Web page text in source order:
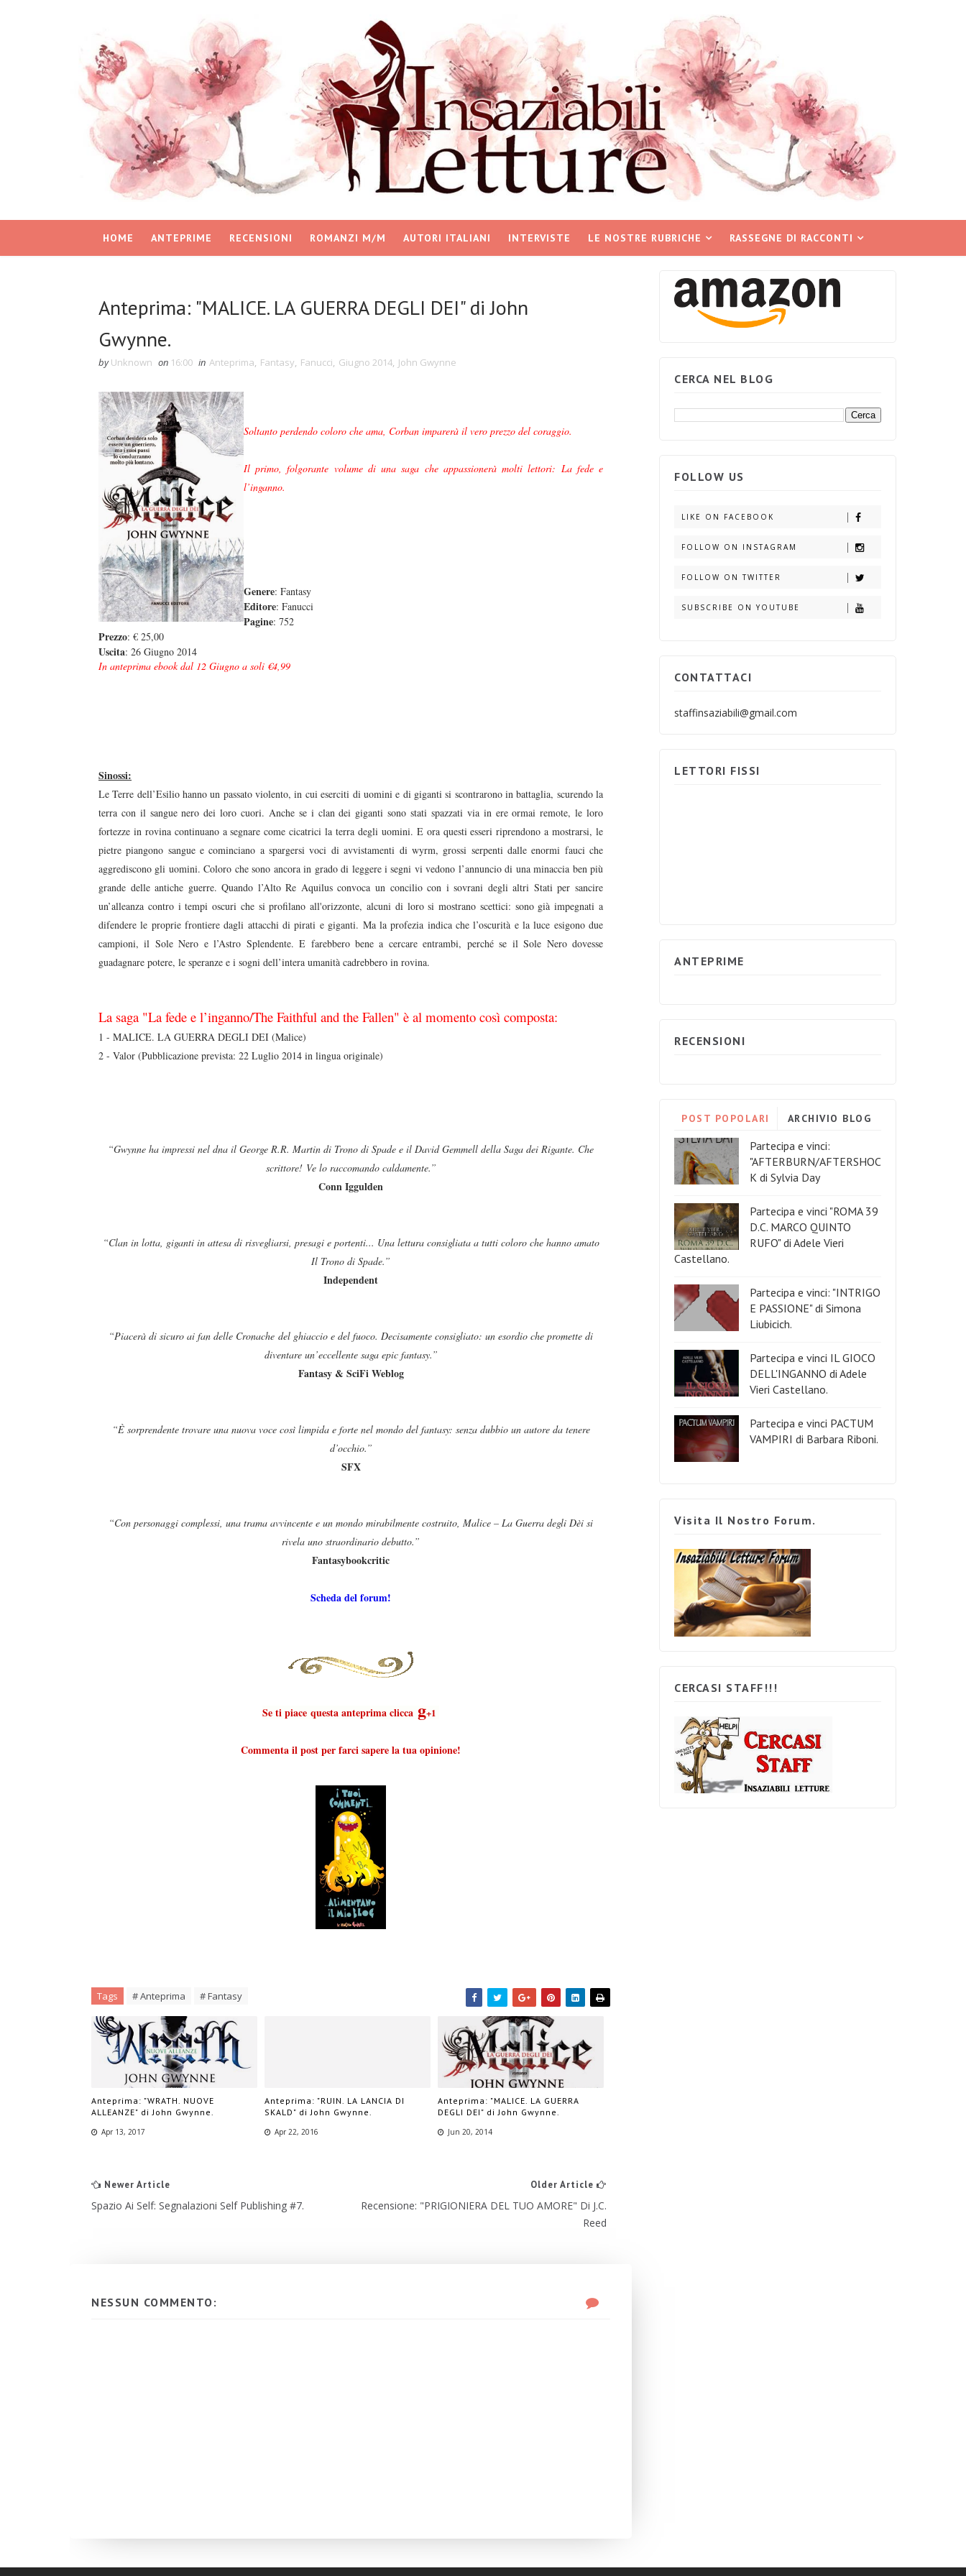
HOME ANTEPRIME RECENSIONI ROMANZI M/M AUTORI ITALIANI INTERVISTE LE NOSTRE RUBRICHE RASSEGNE DI RACCONTI
Anteprima: "MALICE. LA GUERRA DEGLI DEI" di John
Gwynne.
by Unknown on 16:00 in Anteprima, Fantasy, Fanucci, Giugno 2014, John Gwynne
Soltanto perdendo coloro che ama, Corban imparerà il vero prezzo del coraggio.
Il primo, folgorante volume di una saga che appassionerà molti lettori: La fede e
l’inganno.
Genere: Fantasy
Editore: Fanucci
Pagine: 752
Prezzo: € 25,00
Uscita: 26 Giugno 2014
In anteprima ebook dal 12 Giugno a soli €4,99
Sinossi:
Le Terre dell’Esilio hanno un passato violento, in cui eserciti di uomini e di giganti si scontrarono in battaglia, scurendo la
terra con il sangue nero dei loro cuori. Anche se i clan dei giganti sono stati spazzati via in ere ormai remote, le loro
fortezze in rovina continuano a segnare come cicatrici la terra degli uomini. E ora questi esseri riprendono a mostrarsi, le
pietre piangono sangue e cominciano a spargersi voci di avvistamenti di wyrm, grossi serpenti dalle enormi fauci che
aggrediscono gli uomini. Coloro che sono ancora in grado di leggere i segni vi vedono l’annuncio di una minaccia ben più
grande delle antiche guerre. Quando l’Alto Re Aquilus convoca un concilio con i sovrani degli altri Stati per sancire
un’alleanza contro i tempi oscuri che si profilano all'orizzonte, alcuni di loro si mostrano scettici: sono già impegnati a
difendere le proprie frontiere dagli attacchi di pirati e giganti. Ma la profezia indica che l’oscurità e la luce esigono due
campioni, il Sole Nero e l’Astro Splendente. E farebbero bene a cercare entrambi, perché se il Sole Nero dovesse
guadagnare potere, le speranze e i sogni dell’intera umanità cadrebbero in rovina.
La saga "La fede e l’inganno/The Faithful and the Fallen" è al momento così composta:
1 - MALICE. LA GUERRA DEGLI DEI (Malice)
2 - Valor (Pubblicazione prevista: 22 Luglio 2014 in lingua originale)
“Gwynne ha impressi nel dna il George R.R. Martin di Trono di Spade e il David Gemmell della Saga dei Rigante. Che
scrittore! Ve lo raccomando caldamente.”
Conn Iggulden
“Clan in lotta, giganti in attesa di risvegliarsi, presagi e portenti... Una lettura consigliata a tutti coloro che hanno amato
Il Trono di Spade.”
Independent
“Piacerà di sicuro ai fan delle Cronache del ghiaccio e del fuoco. Decisamente consigliato: un esordio che promette di
diventare un’eccellente saga epic fantasy.”
Fantasy & SciFi Weblog
“È sorprendente trovare una nuova voce così limpida e forte nel mondo del fantasy: senza dubbio un autore da tenere
d’occhio.”
SFX
“Con personaggi complessi, una trama avvincente e un mondo mirabilmente costruito, Malice – La Guerra degli Dèi si
rivela uno straordinario debutto.”
Fantasybookcritic
Scheda del forum!
Se ti piace questa anteprima clicca g+1
Commenta il post per farci sapere la tua opinione!
Tags # Anteprima # Fantasy
Anteprima: "WRATH. NUOVE
ALLEANZE" di John Gwynne.
Apr 13, 2017
Anteprima: "RUIN. LA LANCIA DI
SKALD" di John Gwynne.
Apr 22, 2016
Anteprima: "MALICE. LA GUERRA
DEGLI DEI" di John Gwynne.
Jun 20, 2014
Newer Article
Spazio Ai Self: Segnalazioni Self Publishing #7.
Older Article
Recensione: "PRIGIONIERA DEL TUO AMORE" Di J.C.
Reed
NESSUN COMMENTO:
CERCA NEL BLOG
FOLLOW US
LIKE ON FACEBOOK
FOLLOW ON INSTAGRAM
FOLLOW ON TWITTER
SUBSCRIBE ON YOUTUBE
CONTATTACI
staffinsaziabili@gmail.com
LETTORI FISSI
ANTEPRIME
RECENSIONI
POST POPOLARI ARCHIVIO BLOG
Partecipa e vinci:
"AFTERBURN/AFTERSHOC
K di Sylvia Day
Partecipa e vinci "ROMA 39
D.C. MARCO QUINTO
RUFO" di Adele Vieri
Castellano.
Partecipa e vinci: "INTRIGO
E PASSIONE" di Simona
Liubicich.
Partecipa e vinci IL GIOCO
DELL'INGANNO di Adele
Vieri Castellano.
Partecipa e vinci PACTUM
VAMPIRI di Barbara Riboni.
Visita Il Nostro Forum.
CERCASI STAFF!!!